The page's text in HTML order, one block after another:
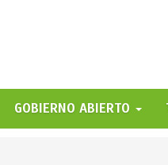
GOBIERNO ABIERTO